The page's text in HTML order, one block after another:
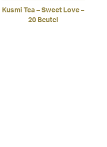
Kusmi Tea – Sweet Love –
20 Beutel